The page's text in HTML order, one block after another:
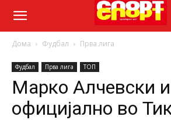
Дома Фудбал Прва лига
Фудбал Прва лига ТОП
Марко Алчевски и
официјално во